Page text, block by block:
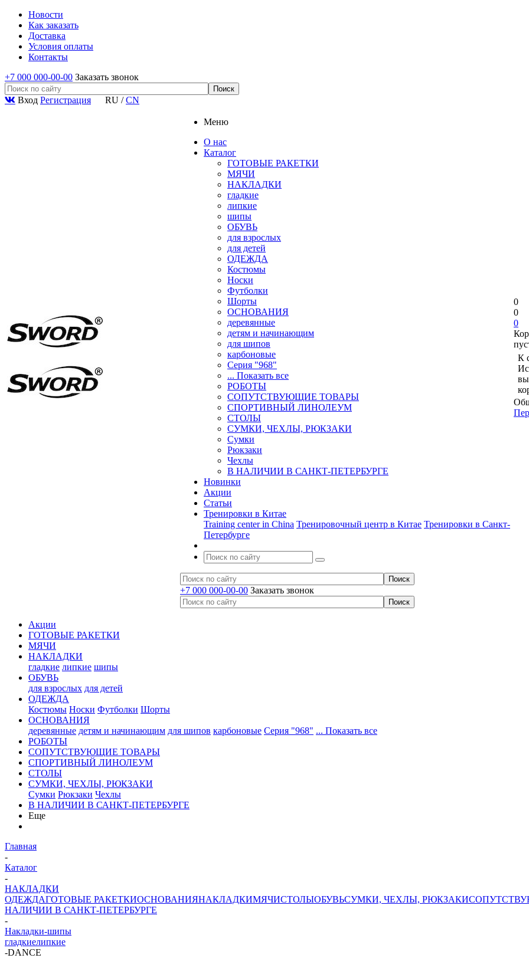
Новости
Как заказать
Доставка
Условия оплаты
Контакты
+7 000 000-00-00 Заказать звонок
Вход Регистрация RU /CN
Меню
О нас
Каталог
ГОТОВЫЕ РАКЕТКИ
МЯЧИ
НАКЛАДКИ
гладкие
липкие
шипы
ОБУВЬ
для взрослых
для детей
ОДЕЖДА
Костюмы
Носки
Футболки
Шорты
ОСНОВАНИЯ
деревянные
детям и начинающим
для шипов
карбоновые
Серия "968"
... Показать все
РОБОТЫ
СОПУТСТВУЮЩИЕ ТОВАРЫ
СПОРТИВНЫЙ ЛИНОЛЕУМ
СТОЛЫ
СУМКИ, ЧЕХЛЫ, РЮКЗАКИ
Сумки
Рюкзаки
Чехлы
В НАЛИЧИИ В САНКТ-ПЕТЕРБУРГЕ
Новинки
Акции
Статьи
Тренировки в Китае
Training center in China Тренировочный центр в Китае Тренировки в Санкт-
Петербурге
+7 000 000-00-00 Заказать звонок
0
0
0
К
Акции
ГОТОВЫЕ РАКЕТКИ
МЯЧИ
НАКЛАДКИ
гладкие липкие шипы
ОБУВЬ
для взрослых для детей
ОДЕЖДА
Костюмы Носки Футболки Шорты
ОСНОВАНИЯ
деревянные детям и начинающим для шипов карбоновые Серия "968" ... Показать все
РОБОТЫ
СОПУТСТВУЮЩИЕ ТОВАРЫ
СПОРТИВНЫЙ ЛИНОЛЕУМ
СТОЛЫ
СУМКИ, ЧЕХЛЫ, РЮКЗАКИ
Сумки Рюкзаки Чехлы
В НАЛИЧИИ В САНКТ-ПЕТЕРБУРГЕ
Еще
Главная
-
Каталог
-
НАКЛАДКИ
ОДЕЖДАГОТОВЫЕ РАКЕТКИОСНОВАНИЯНАКЛАДКИМЯЧИСТОЛЫОБУВЬСУМКИ, ЧЕХЛЫ, РЮКЗАКИ
НАЛИЧИИ В САНКТ-ПЕТЕРБУРГЕ
-
Накладки-шипы
гладкиелипкие
-DANCE